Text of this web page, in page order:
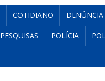
COTIDIANO DENÚNCIA
PESQUISAS POLÍCIA